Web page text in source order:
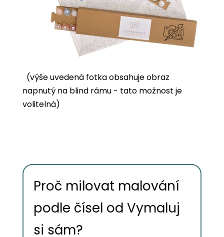
(výše uvedená fotka obsahuje obraz
napnutý na blind rámu - tato možnost je
volitelná)
Proč milovat malování
podle čísel od Vymaluj
si sám?